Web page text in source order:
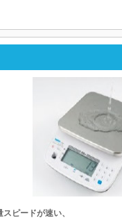
ピードが速い、